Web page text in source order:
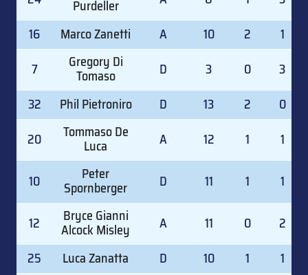
Purdeller
16
Marco Zanetti A 10 2
1
7
Gregory Di
Tomaso D 3 0
3
32
Phil Pietroniro D 13 2
0
20
Tommaso De
Luca A 12 1 1
10 Peter
Spornberger D 11 1 1
12 Bryce Gianni
Alcock Misley A 11 0
2
25
Luca Zanatta D 10 1
1